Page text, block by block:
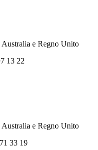
e Regno Unito
13 22
e Regno Unito
33 19